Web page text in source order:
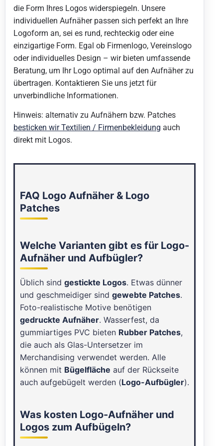
die Form Ihres Logos widerspiegeln. Unsere
individuellen Aufnäher passen sich perfekt an Ihre
Logoform an, sei es rund, rechteckig oder eine
einzigartige Form. Egal ob Firmenlogo, Vereinslogo
oder individuelles Design – wir bieten umfassende
Beratung, um Ihr Logo optimal auf den Aufnäher zu
übertragen. Kontaktieren Sie uns jetzt für
unverbindliche Informationen.
Hinweis: alternativ zu Aufnähern bzw. Patches
besticken wir Textilien / Firmenbekleidung auch
direkt mit Logos.
FAQ Logo Aufnäher & Logo
Patches
Welche Varianten gibt es für Logo-
Aufnäher und Aufbügler?
Üblich sind gestickte Logos. Etwas dünner
und geschmeidiger sind gewebte Patches.
Foto-realistische Motive benötigen
gedruckte Aufnäher. Wasserfest, da
gummiartiges PVC bieten Rubber Patches,
die auch als Glas-Untersetzer im
Merchandising verwendet werden. Alle
können mit Bügelfläche auf der Rückseite
auch aufgebügelt werden (Logo-Aufbügler).
Was kosten Logo-Aufnäher und
Logos zum Aufbügeln?